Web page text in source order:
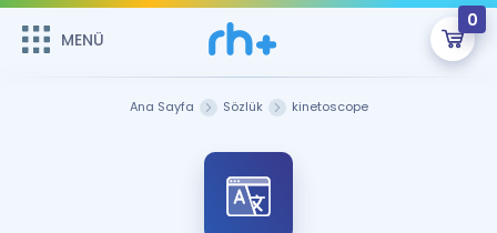
MENÜ
0
Sepetin Şu An Boş.
Remzi Hoca ile seni sınava hazırlayacak onlarca eğitim seni
bekliyor!
MENÜ
Ana Sayfa Sözlük kinetoscope